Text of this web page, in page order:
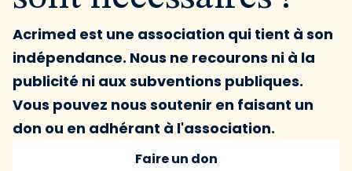
Acrimed est une association qui tient à son
indépendance. Nous ne recourons ni à la
publicité ni aux subventions publiques.
Vous pouvez nous soutenir en faisant un
don ou en adhérant à l'association.
Faire un don